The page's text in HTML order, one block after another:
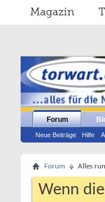
Magazin
Forum
Neue Beiträge Hilfe
Forum Alles
Wenn